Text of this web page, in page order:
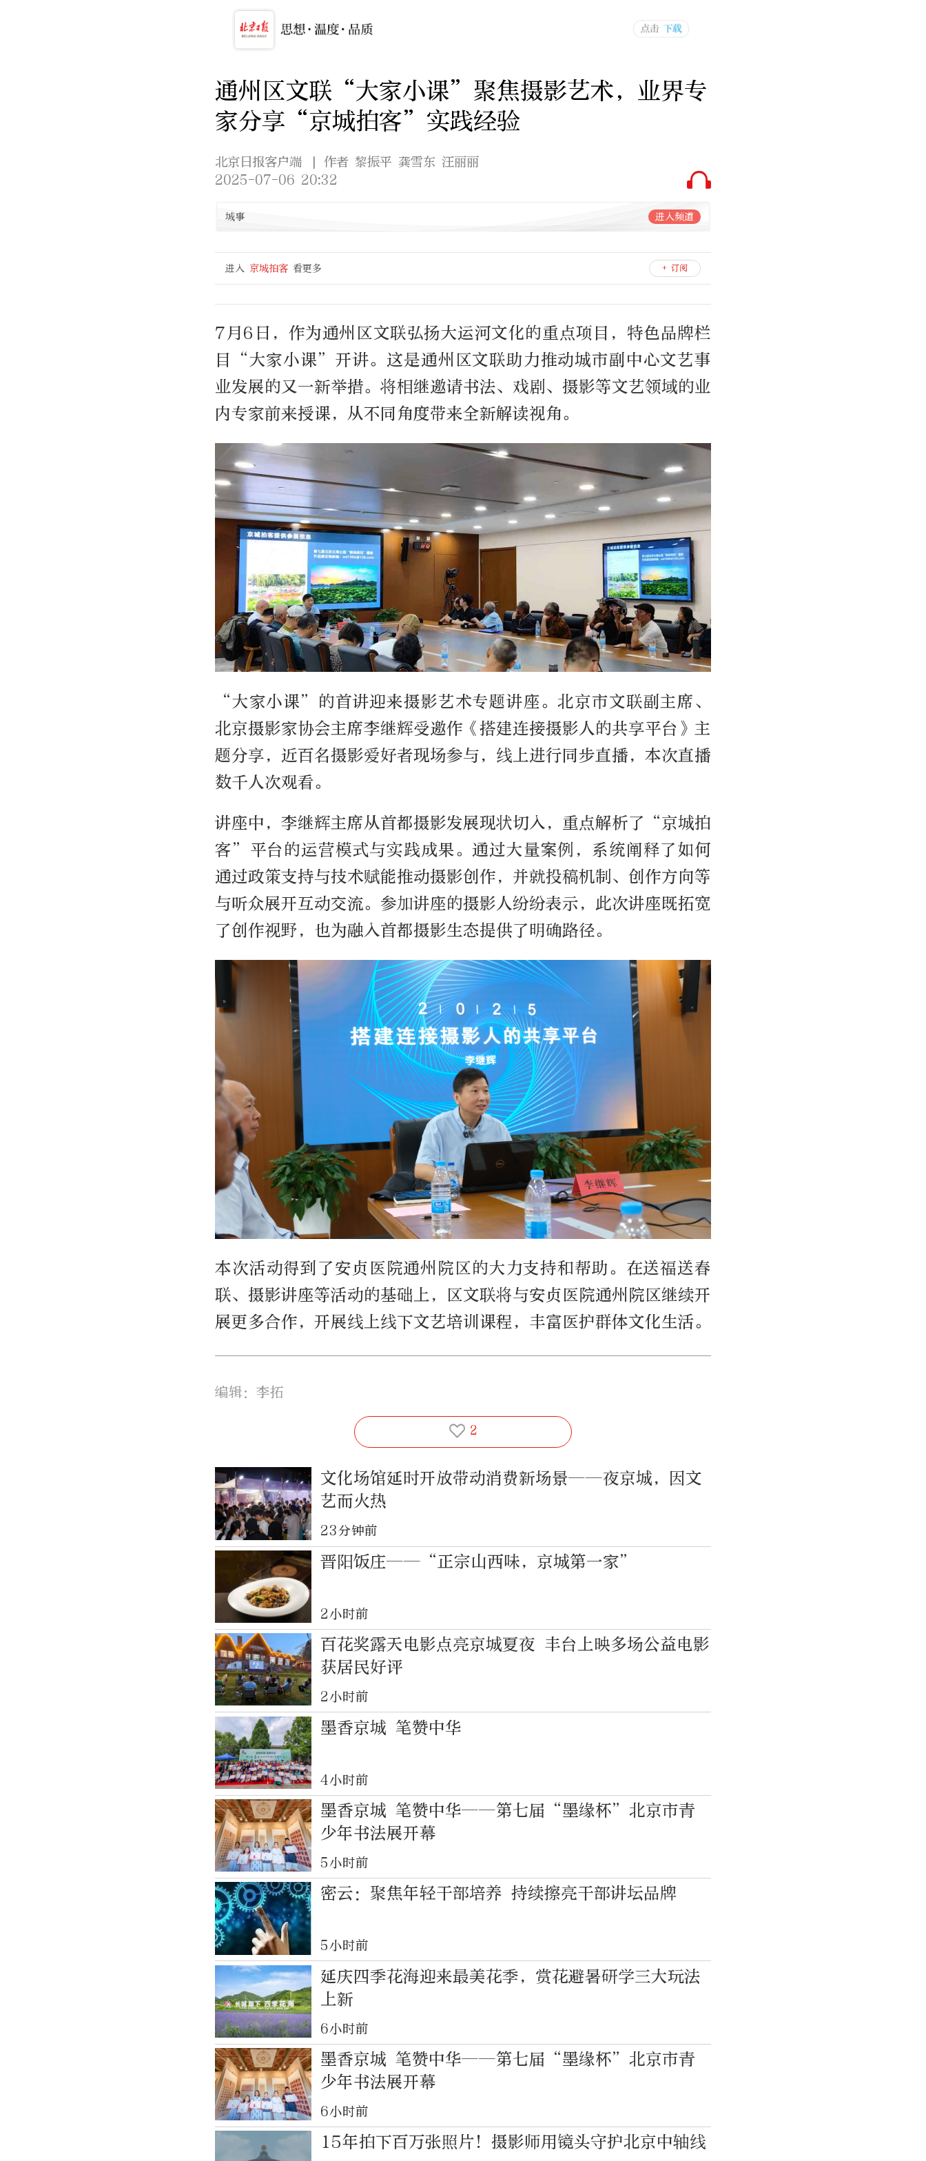
通州区文联“大家小课”聚焦摄影艺术，业界专
家分享“京城拍客”实践经验
北京日报客户端
| 作者 黎振平 龚雪东 汪丽丽
2025-07-06 20:32
城事 进入频道
进入 京城拍客 看更多 + 订阅
7月6日，作为通州区文联弘扬大运河文化的重点项目，特色品牌栏
目“大家小课”开讲。这是通州区文联助力推动城市副中心文艺事
业发展的又一新举措。将相继邀请书法、戏剧、摄影等文艺领域的业
内专家前来授课，从不同角度带来全新解读视角。
“大家小课”的首讲迎来摄影艺术专题讲座。北京市文联副主席、
北京摄影家协会主席李继辉受邀作《搭建连接摄影人的共享平台》主
题分享，近百名摄影爱好者现场参与，线上进行同步直播，本次直播
数千人次观看。
讲座中，李继辉主席从首都摄影发展现状切入，重点解析了“京城拍
客”平台的运营模式与实践成果。通过大量案例，系统阐释了如何
通过政策支持与技术赋能推动摄影创作，并就投稿机制、创作方向等
与听众展开互动交流。参加讲座的摄影人纷纷表示，此次讲座既拓宽
了创作视野，也为融入首都摄影生态提供了明确路径。
本次活动得到了安贞医院通州院区的大力支持和帮助。在送福送春
联、摄影讲座等活动的基础上，区文联将与安贞医院通州院区继续开
展更多合作，开展线上线下文艺培训课程，丰富医护群体文化生活。
编辑：李拓
2
文化场馆延时开放带动消费新场景——夜京城，因文
艺而火热
23分钟前
晋阳饭庄——“正宗山西味，京城第一家”
2小时前
百花奖露天电影点亮京城夏夜 丰台上映多场公益电影
获居民好评
2小时前
墨香京城 笔赞中华
4小时前
墨香京城 笔赞中华——第七届“墨缘杯”北京市青
少年书法展开幕
5小时前
密云：聚焦年轻干部培养 持续擦亮干部讲坛品牌
5小时前
延庆四季花海迎来最美花季，赏花避暑研学三大玩法
上新
6小时前
墨香京城 笔赞中华——第七届“墨缘杯”北京市青
少年书法展开幕
6小时前
15年拍下百万张照片！摄影师用镜头守护北京中轴线